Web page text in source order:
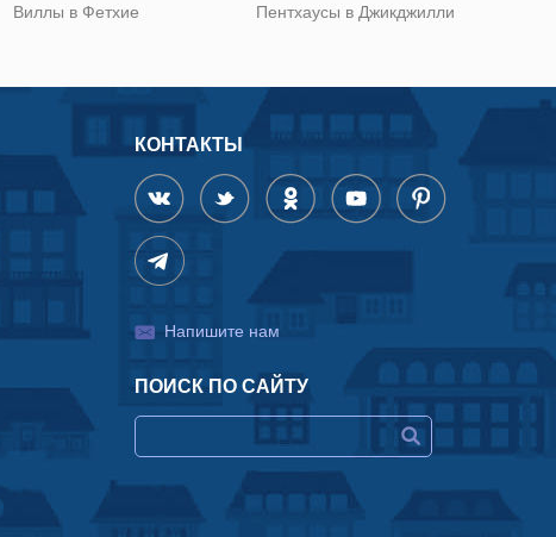
Виллы в Фетхие
Пентхаусы в Джикджилли
КОНТАКТЫ
Напишите нам
ПОИСК ПО САЙТУ